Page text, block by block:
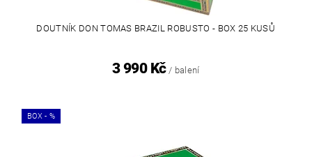
DOUTNÍK DON TOMAS BRAZIL ROBUSTO - BOX 25 KUSŮ
3 990 Kč / balení
BOX - %